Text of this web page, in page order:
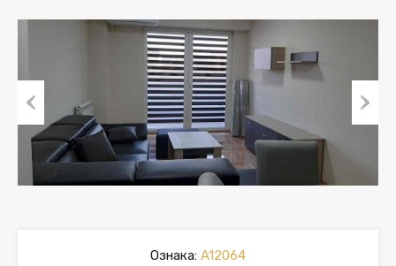
Previous
Ознака: A12064